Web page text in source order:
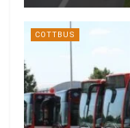
COTTBUS